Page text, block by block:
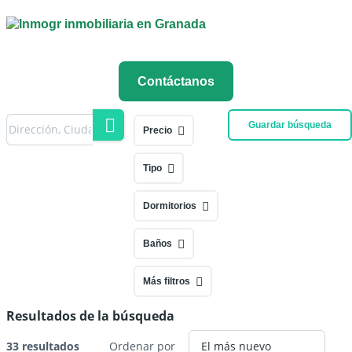
Contáctanos
Guardar búsqueda
Precio
Tipo
Dormitorios
Baños
Más filtros
Resultados de la búsqueda
33 resultados Ordenar por